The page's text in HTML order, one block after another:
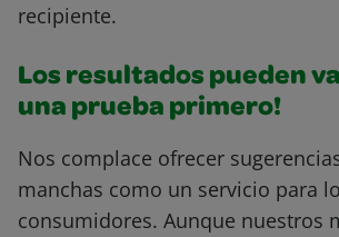
recipiente.
Los resultados pueden
una prueba primero!
Nos complace ofrecer
manchas como un servicio para
consumidores. Aunque nuestros